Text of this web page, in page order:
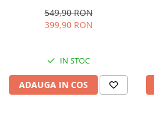
putere, Touch control, Timer,
Sticla Neagra Kanger
549,90 RON
399,90 RON
IN STOC
ADAUGA IN COS